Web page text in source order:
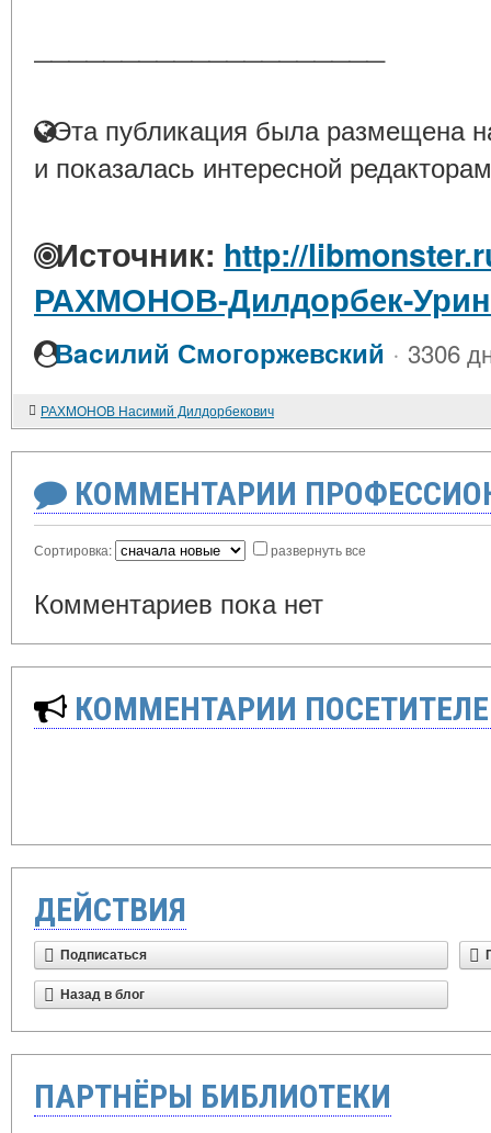
Эта публикация была размещена
и показалась интересной
Источник: http://
РАХМОНОВ-Дилдорбек-
Вacилий Смогоржевский · 3306
РАХМОНОВ Насимий Дилдорбекович
КОММЕНТАРИИ
Сортировка: развернуть все
Комментариев пока нет
КОММЕНТАРИИ
ДЕЙСТВИЯ
Подписаться
Назад в блог
ПАРТНЁРЫ БИБЛИОТЕКИ